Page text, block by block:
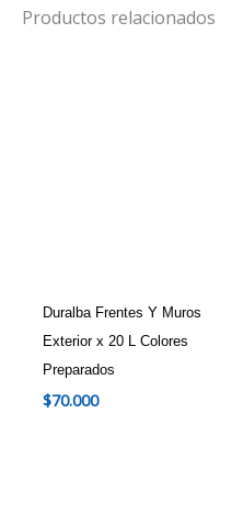
Productos relacionados
Duralba Frentes Y Muros
Exterior x 20 L Colores
Preparados
$70.000